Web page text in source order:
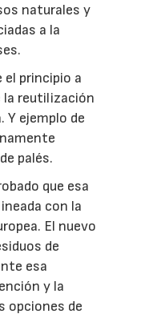
naturales y
a la
el principio a
la reutilización
Y ejemplo de
palés.
que esa
con la
El nuevo
de
esa
y la
opciones de